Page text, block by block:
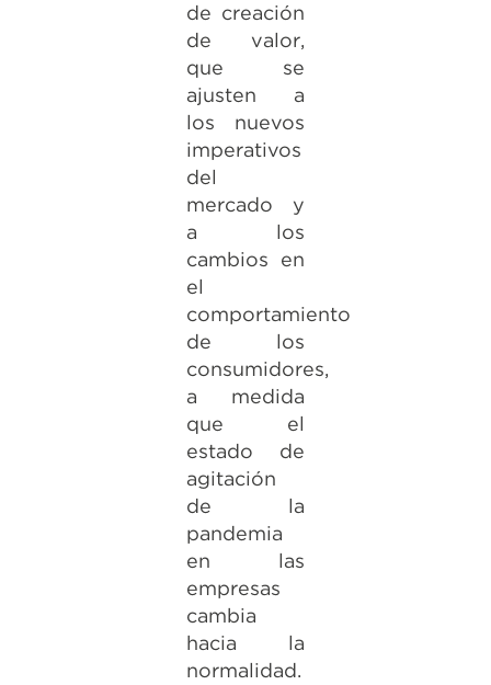
de creación
de valor,
que se
ajusten a
los nuevos
imperativos
del
mercado y
a los
cambios en
el
comportamiento
de los
consumidores,
a medida
que el
estado de
agitación
de la
pandemia
en las
empresas
cambia
hacia la
normalidad.